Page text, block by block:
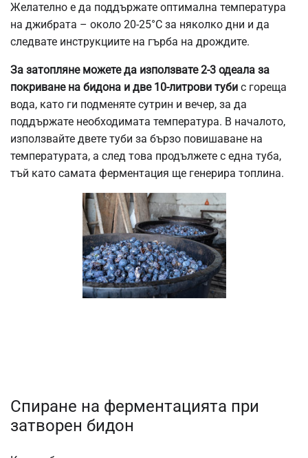
Желателно е да поддържате оптимална температура
на джибрата – около 20-25°C за няколко дни и да
следвате инструкциите на гърба на дрождите.
За затопляне можете да използвате 2-3 одеала за
покриване на бидона и две 10-литрови туби с гореща
вода, като ги подменяте сутрин и вечер, за да
поддържате необходимата температура. В началото,
използвайте двете туби за бързо повишаване на
температурата, а след това продължете с една туба,
тъй като самата ферментация ще генерира топлина.
Спиране на ферментацията при
затворен бидон